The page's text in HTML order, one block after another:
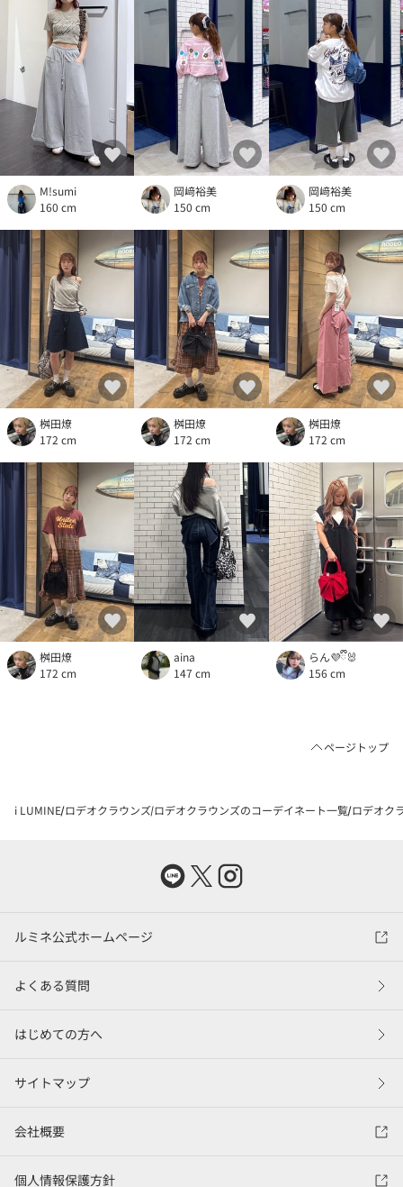
M!sumi
160 cm
岡﨑裕美
150 cm
岡﨑裕美
150 cm
桝田燎
172 cm
桝田燎
172 cm
桝田燎
172 cm
桝田燎
172 cm
aina
147 cm
らん💜ྀི🐰
156 cm
ページトップ
i LUMINE ロデオクラウンズ ロデオクラウンズのコーデイネート一覧 ロデオク
ルミネ公式ホームページ
よくある質問
はじめての方へ
サイトマップ
会社概要
個人情報保護方針